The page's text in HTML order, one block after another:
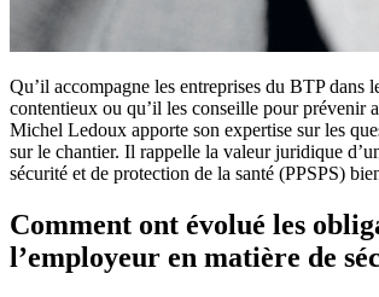
Qu’il accompagne les entreprises du BTP dans
contentieux ou qu’il les conseille pour prévenir
Michel Ledoux apporte son expertise sur les
sur le chantier. Il rappelle la valeur juridique
sécurité et de protection de la santé (PPSPS)
Comment ont évolué les
l’employeur en matière de